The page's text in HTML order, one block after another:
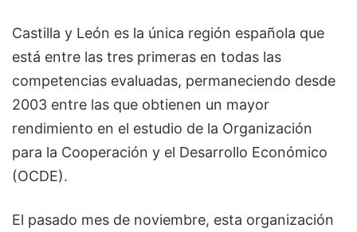
Castilla y León es la única región española que
está entre las tres primeras en todas las
competencias evaluadas, permaneciendo desde
2003 entre las que obtienen un mayor
rendimiento en el estudio de la Organización
para la Cooperación y el Desarrollo Económico
(OCDE).
El pasado mes de noviembre, esta organización